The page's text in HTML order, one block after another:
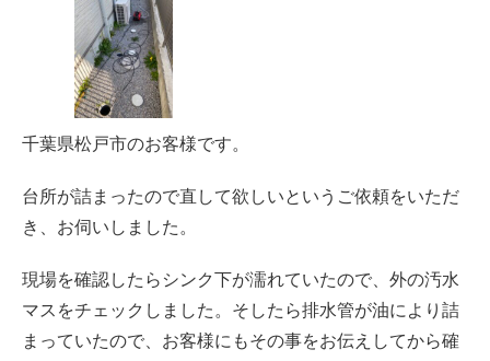
千葉県松戸市のお客様です。
台所が詰まったので直して欲しいというご依頼をいただ
き、お伺いしました。
現場を確認したらシンク下が濡れていたので、外の汚水
マスをチェックしました。そしたら排水管が油により詰
まっていたので、お客様にもその事をお伝えしてから確